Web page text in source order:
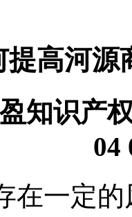
提高河源
知识产
04
在一定